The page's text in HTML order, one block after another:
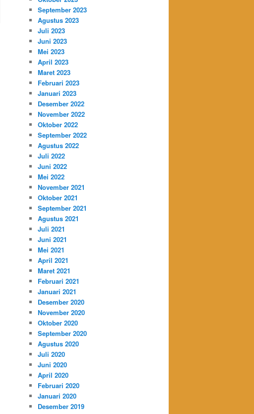
September 2023
Agustus 2023
Juli 2023
Juni 2023
Mei 2023
April 2023
Maret 2023
Februari 2023
Januari 2023
Desember 2022
November 2022
Oktober 2022
September 2022
Agustus 2022
Juli 2022
Juni 2022
Mei 2022
November 2021
Oktober 2021
September 2021
Agustus 2021
Juli 2021
Juni 2021
Mei 2021
April 2021
Maret 2021
Februari 2021
Januari 2021
Desember 2020
November 2020
Oktober 2020
September 2020
Agustus 2020
Juli 2020
Juni 2020
April 2020
Februari 2020
Januari 2020
Desember 2019